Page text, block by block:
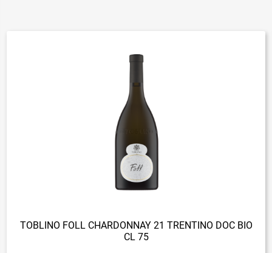
TOBLINO FOLL CHARDONNAY 21 TRENTINO DOC BIO
CL 75